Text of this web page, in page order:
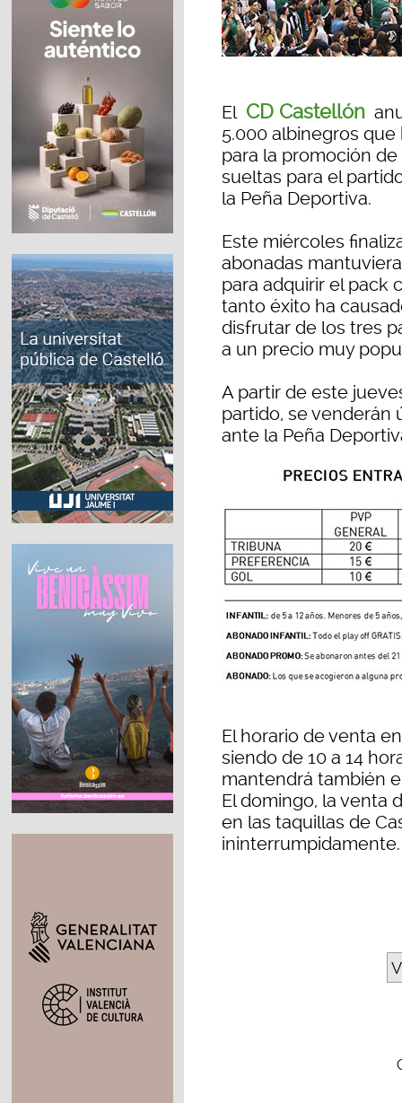
El CD Castellón
5.000 albinegros
para la promoción
sueltas para el
la Peña Deportiva.
Este miércoles
abonadas
para adquirir el pack
tanto éxito ha
disfrutar de los tres
a un precio muy
A partir de este
partido, se venderán
ante la Peña
El horario de venta
siendo de 10 a 14
mantendrá también
El domingo, la venta
en las taquillas de
ininterrumpidamente.